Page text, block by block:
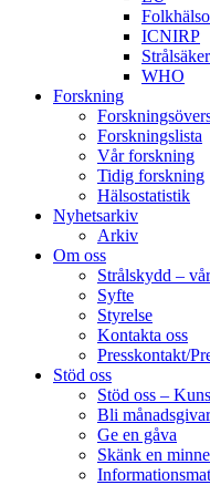
ICNIRP
WHO
Forskning
Forskningslista
Vår forskning
Tidig forskning
Hälsostatistik
Nyhetsarkiv
Arkiv
Om oss
Strålskydd –
Syfte
Styrelse
Kontakta oss
Presskontakt/
Stöd oss
Stöd oss –
Bli
Ge en gåva
Skänk en